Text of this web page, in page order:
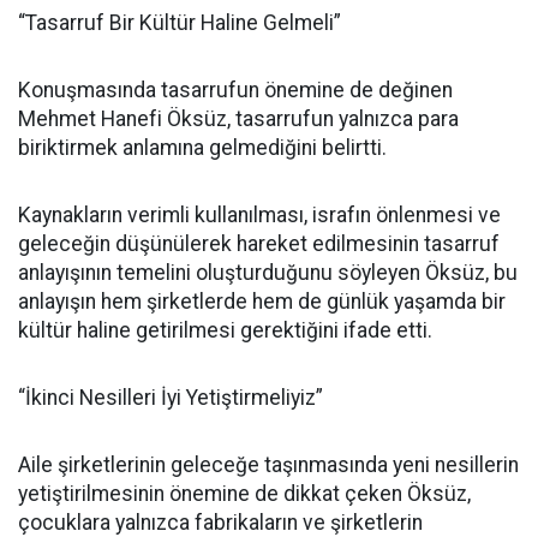
“Tasarruf Bir Kültür Haline Gelmeli”
Konuşmasında tasarrufun önemine de değinen
Mehmet Hanefi Öksüz, tasarrufun yalnızca para
biriktirmek anlamına gelmediğini belirtti.
Kaynakların verimli kullanılması, israfın önlenmesi ve
geleceğin düşünülerek hareket edilmesinin tasarruf
anlayışının temelini oluşturduğunu söyleyen Öksüz, bu
anlayışın hem şirketlerde hem de günlük yaşamda bir
kültür haline getirilmesi gerektiğini ifade etti.
“İkinci Nesilleri İyi Yetiştirmeliyiz”
Aile şirketlerinin geleceğe taşınmasında yeni nesillerin
yetiştirilmesinin önemine de dikkat çeken Öksüz,
çocuklara yalnızca fabrikaların ve şirketlerin